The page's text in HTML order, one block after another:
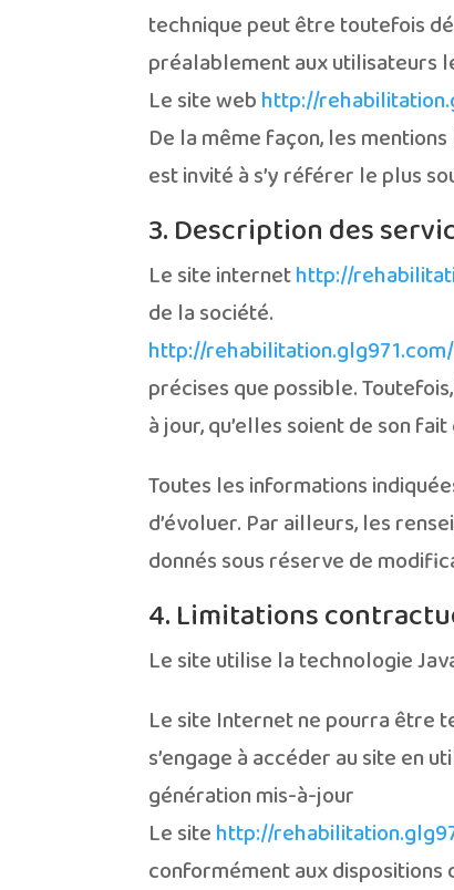
technique peut être toutefois
préalablement aux utilisateurs
Le site webhttp://
De la même façon, les
est invité à s’y référer le plus
3. Description des
Le site internethttp://
de la société.
http://rehabilitation.glg971.com/
précises que possible.
à jour, qu’elles soient de son
Toutes les informations
d’évoluer. Par ailleurs, les
donnés sous réserve de
4. Limitations
Le site utilise la technologie
Le site Internet ne pourra être
s’engage à accéder au site en
génération mis-à-jour
Le sitehttp://
conformément aux dispositions